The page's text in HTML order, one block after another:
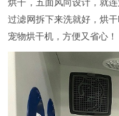
过滤网拆下来洗就好，烘
宠物烘干机，方便又省心！